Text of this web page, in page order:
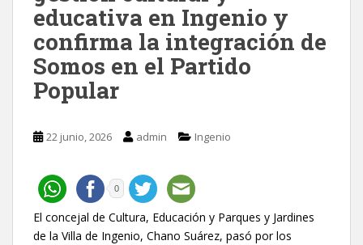
educativa en Ingenio y
confirma la integración de
Somos en el Partido
Popular
22 junio, 2026 admin Ingenio
0
El concejal de Cultura, Educación y Parques y Jardines
de la Villa de Ingenio, Chano Suárez, pasó por los